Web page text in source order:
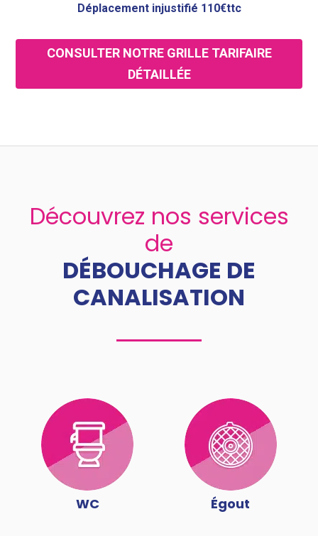
Déplacement injustifié 110€ttc
CONSULTER NOTRE GRILLE TARIFAIRE
DÉTAILLÉE
Découvrez nos services
de
DÉBOUCHAGE DE
CANALISATION
WC Égout